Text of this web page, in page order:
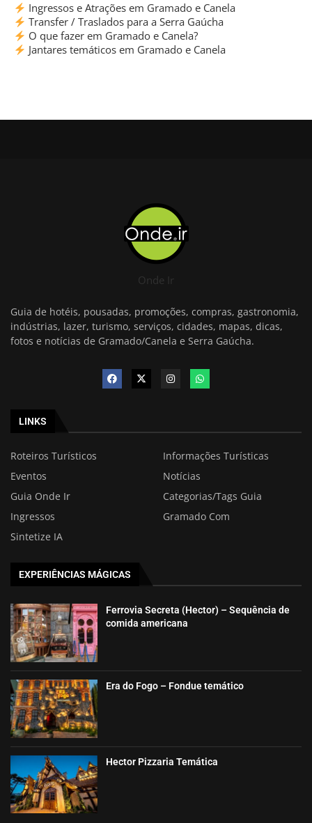
Ingressos e Atrações em Gramado e Canela
Transfer / Traslados para a Serra Gaúcha
O que fazer em Gramado e Canela?
Jantares temáticos em Gramado e Canela
Onde Ir
Guia de hotéis, pousadas, promoções, compras, gastronomia,
indústrias, lazer, turismo, serviços, cidades, mapas, dicas,
fotos e notícias de Gramado/Canela e Serra Gaúcha.
LINKS
Roteiros Turísticos
Informações Turísticas
Eventos
Notícias
Guia Onde Ir
Categorias/Tags Guia
Ingressos
Gramado Com
Sintetize IA
EXPERIÊNCIAS MÁGICAS
Ferrovia Secreta (Hector) – Sequência de
comida americana
Era do Fogo – Fondue temático
Hector Pizzaria Temática